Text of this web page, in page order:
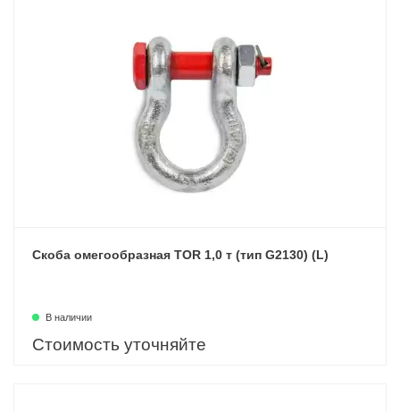
Скоба омегообразная TOR 1,0 т (тип G2130) (L)
В наличии
Стоимость уточняйте